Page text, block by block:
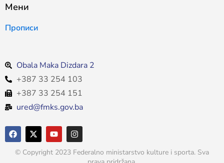
Мени
Прописи
Obala Maka Dizdara 2
+387 33 254 103
+387 33 254 151
ured@fmks.gov.ba
© Copyright 2023 Federalno ministarstvo kulture i sporta. Sva